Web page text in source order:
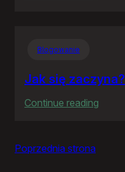
Blogowanie
Jak się zaczyna?
Continue reading
Poprzednia strona